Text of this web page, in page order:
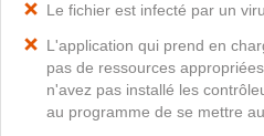
Le fichier est infecté par un
L'application qui prend en
pas de ressources
n'avez pas installé les
au programme de se mettre